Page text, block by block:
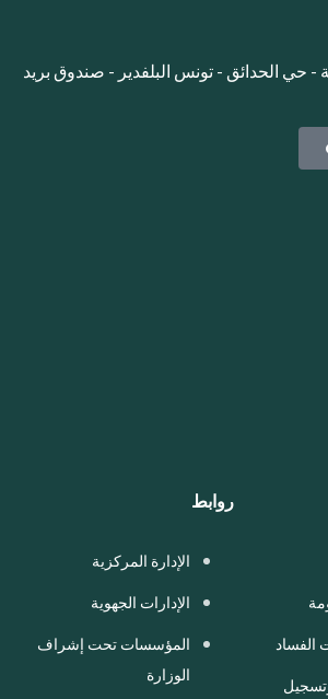
حي الحدائق - تونس البلفدير - صندوق بريد
الفساد
روابط
الإدارة المركزية
الإدارات الجهوية
المؤسسات تحت إشراف
الوزارة